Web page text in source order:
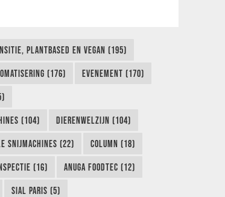
PLANTBASED EN VEGAN (195)
(176) EVENEMENT (170)
(104) DIERENWELZIJN (104)
SNIJMACHINES (22) COLUMN (18)
(16) ANUGA FOODTEC (12)
SIAL PARIS (5)